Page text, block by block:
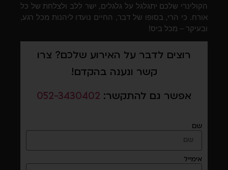
הקולינרי שלכם יתגלגל על גלגלים, ישר ללב ולצלחת של כל
אורח. כי הרי, בסופו של דבר, החיים נועדו ליהנות מכל רגע,
ובעיקר – מכל ביס!
רוצים לדבר על האירוע שלכם? צרו
קשר ונענה בהקדם!
אפשר גם להתקשר: 052-3430402
שם
אימייל